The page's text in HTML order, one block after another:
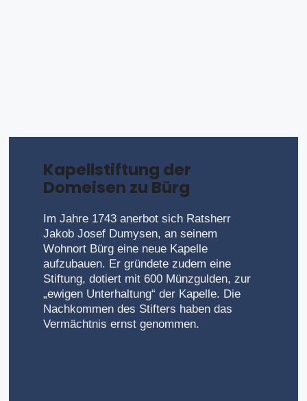
Kapellstiftung der
Domeisen zu Bürg
Im Jahre 1743 anerbot sich Ratsherr
Jakob Josef Dumysen, an seinem
Wohnort Bürg eine neue Kapelle
aufzubauen. Er gründete zudem eine
Stiftung, dotiert mit 600 Münzgulden, zur
„ewigen Unterhaltung“ der Kapelle. Die
Nachkommen des Stifters haben das
Vermächtnis ernst genommen.